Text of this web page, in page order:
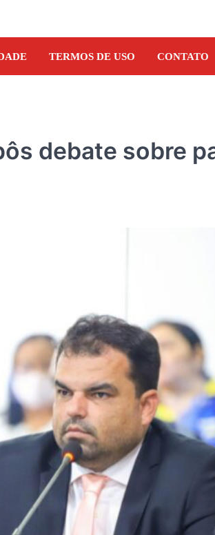
TERMOS DE USO CONTATO
debate sobre
Marcos
Jan Info